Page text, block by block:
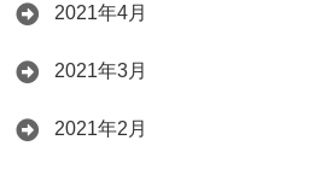
2021年4月
2021年3月
2021年2月